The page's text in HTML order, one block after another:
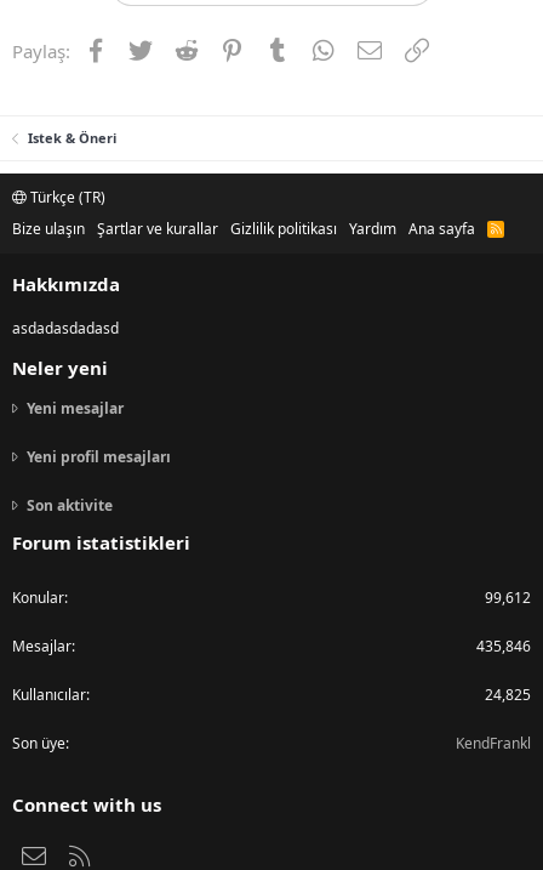
Paylaş: Facebook
TwitterReddit PinterestTumblrWhatsApp
E-postaLink
Istek & Öneri
Türkçe (TR)
Bize ulaşın Şartlar ve kurallar Gizlilik politikası Yardım Ana sayfa
R
S
Hakkımızda
asdadasdadasd
Neler yeni
Yeni mesajlar
Yeni profil mesajları
Son aktivite
Forum istatistikleri
Konular 99,612
Mesajlar 435,846
Kullanıcılar 24,825
Son üye KendFrankl
Connect with us
Bize ulaşın